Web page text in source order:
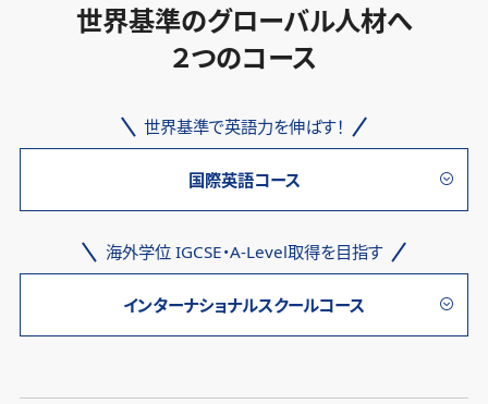
世界基準のグローバル人材へ
２つのコース
世界基準で英語力を伸ばす！
国際英語コース
海外学位 IGCSE・A-Level取得を目指す
インターナショナルスクールコース